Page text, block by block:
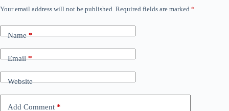
Your email address will not be published. Required fields are marked *
Name*
Email*
Website
Add Comment *